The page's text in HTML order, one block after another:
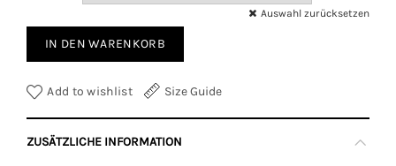
Auswahl zurücksetzen
IN DEN WARENKORB
Add to wishlist Size Guide
ZUSÄTZLICHE INFORMATION